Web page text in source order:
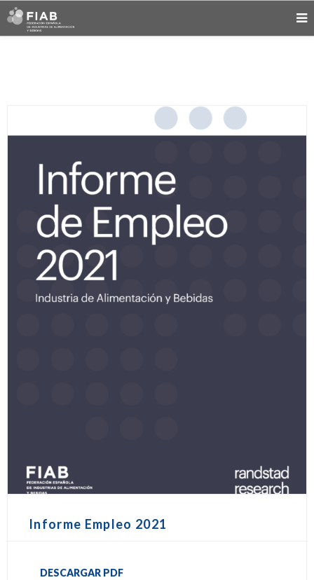
Informe Empleo 2021
DESCARGAR PDF